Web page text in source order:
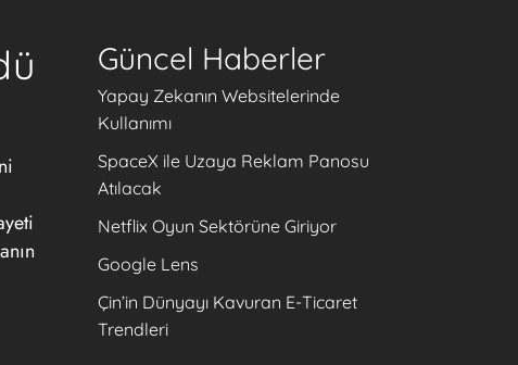
Güncel Haberler
Yapay Zekanın Websitelerinde
Kullanımı
SpaceX ile Uzaya Reklam Panosu
Atılacak
Netflix Oyun Sektörüne Giriyor
Google Lens
Çin’in Dünyayı Kavuran E-Ticaret
Trendleri